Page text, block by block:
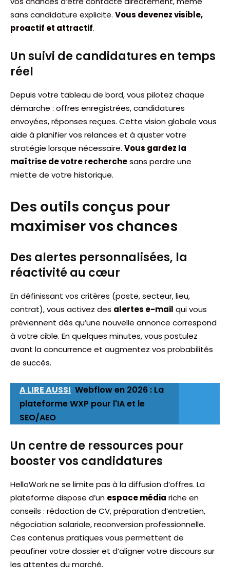
sans candidature explicite. Vous devenez visible,
proactif et attractif.
Un suivi de candidatures en temps
réel
Depuis votre tableau de bord, vous pilotez chaque
démarche : offres enregistrées, candidatures
envoyées, réponses reçues. Cette vision globale vous
aide à planifier vos relances et à ajuster votre
stratégie lorsque nécessaire. Vous gardez la
maîtrise de votre recherchesans perdre une
miette de votre historique.
Des outils conçus pour
maximiser vos chances
Des alertes personnalisées, la
réactivité au cœur
En définissant vos critères (poste, secteur, lieu,
contrat), vous activez des alertes e-mail qui vous
préviennent dès qu’une nouvelle annonce correspond
à votre cible. En quelques minutes, vous postulez
avant la concurrence et augmentez vos probabilités
de succès.
A LIRE AUSSI Webflow en 2026 : La
plateforme WXP pour l'IA et le
SEO/AEO
Un centre de ressources pour
booster vos candidatures
HelloWork ne se limite pas à la diffusion d’offres. La
plateforme dispose d’un espace média riche en
conseils : rédaction de CV, préparation d’entretien,
négociation salariale, reconversion professionnelle.
Ces contenus pratiques vous permettent de
peaufiner votre dossier et d’aligner votre discours sur
les attentes du marché.